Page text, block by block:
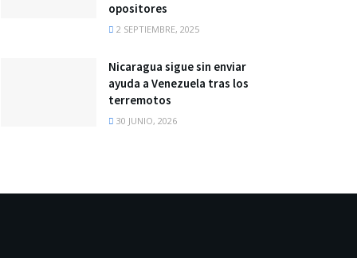
opositores
2 SEPTIEMBRE, 2025
Nicaragua sigue sin enviar
ayuda a Venezuela tras los
terremotos
30 JUNIO, 2026